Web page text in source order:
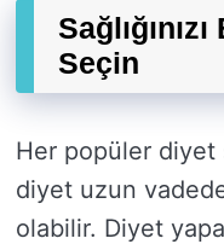
Seçin
Her popüler diyet
diyet uzun
olabilir. Diyet